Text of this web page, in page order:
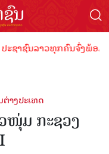
າຊົນລາວທຸກຄົນຈົ່ງພ້ອມເ
າງປະເທດ
ໜຸ່ມ ກະຊວງ